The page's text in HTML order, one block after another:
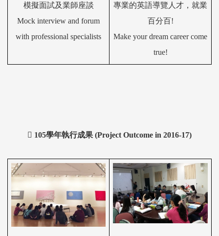
模擬面試及業師座談
Mock interview and forum
with professional specialists
專業的英語導覽 人才，就業
百分百!
Make your dream careercome
true!
 105學年執行成果 (Project Outcome in 2016-17)